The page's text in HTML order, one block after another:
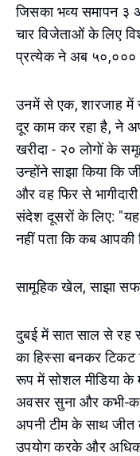
जिसका भव्य समापन ३
चार विजेताओं के लिए
प्रत्येक ने अब ५०,०००
उनमें से एक, शारजाह में
दूर काम कर रहा है, ने
खरीदा - २० लोगों के
उन्होंने साझा किया कि
और वह फिर से
संदेश दूसरों के लिए:
नहीं पता कि कब
सामूहिक खेल, साझा
दुबई में सात साल से रह
का हिस्सा बनकर टिकट
रूप में सोशल मीडिया के
अवसर सुना और कभी-
अपनी टीम के साथ
उपयोग करके और अधिक